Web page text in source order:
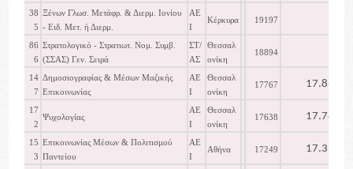
38
5
Ξένων Γλωσ. Μετάφρ. & Διερμ. Ιονίου
- Ειδ. Μετ. ή Διερμ.
ΑΕ
Ι
Κέρκυρα 19197
86
6
Στρατολογικό - Στρατιωτ. Νομ. Συμβ.
(ΣΣΑΣ) Γεν. Σειρά
ΣΤ/
ΑΣ
Θεσσαλ
ονίκη
18894
14
7
Δημοσιογραφίας & Μέσων Μαζικής
Επικοινωνίας
ΑΕ
Ι
Θεσσαλ
ονίκη
17767 17.863
17
2
Ψυχολογίας
ΑΕ
Ι
Θεσσαλ
ονίκη
17638 17.744
15
3
Επικοινωνίας Μέσων & Πολιτισμού
Παντείου
ΑΕ
Ι
Αθήνα 17249 17.397